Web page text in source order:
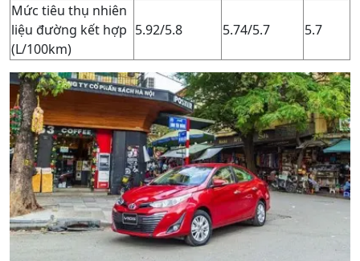
Mức tiêu thụ nhiên
liệu đường kết hợp
(L/100km)
5.92/5.8 5.74/5.7 5.7